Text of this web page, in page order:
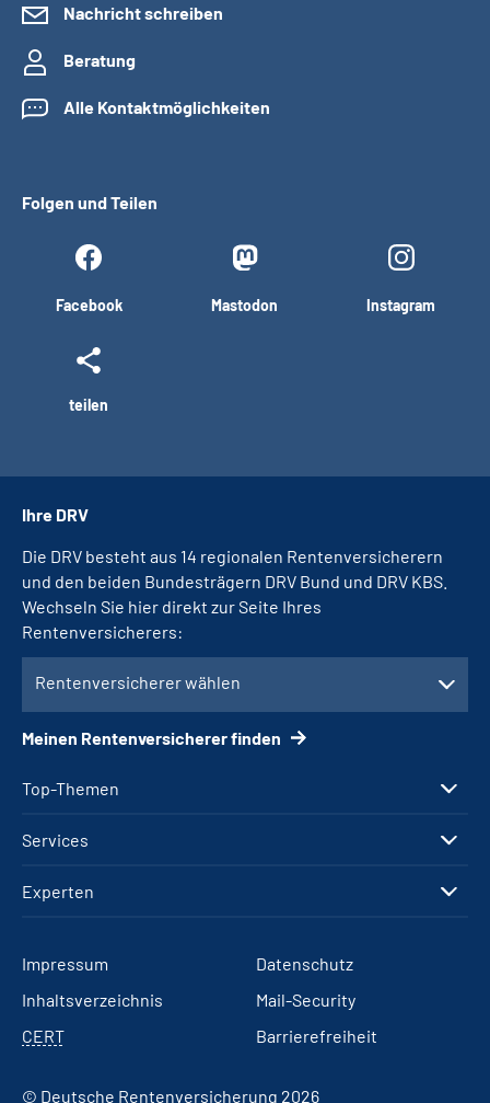
Nachricht schreiben
Beratung
Alle Kontaktmöglichkeiten
Folgen und Teilen
Facebook Mastodon Instagram
teilen
Top-Themen
Services
Experten
Ihre DRV
Die DRV besteht aus 14 regionalen Rentenversicherern
und den beiden Bundesträgern DRV Bund und DRV KBS.
Wechseln Sie hier direkt zur Seite Ihres
Rentenversicherers:
Rentenversicherer wählen
Meinen Rentenversicherer finden
Impressum
Datenschutz
Inhaltsverzeichnis
Mail-Security
CERT
Barrierefreiheit
© Deutsche Rentenversicherung 2026